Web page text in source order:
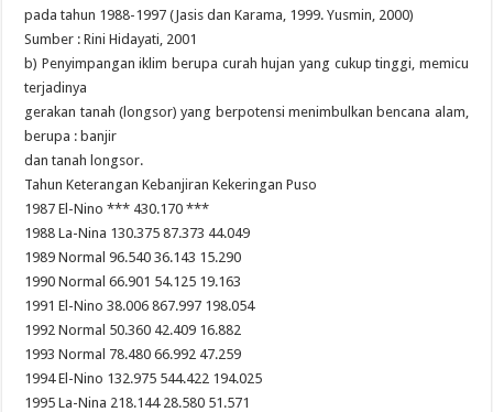
pada tahun 1988-1997 (Jasis dan Karama, 1999. Yusmin, 2000)
Sumber : Rini Hidayati, 2001
b) Penyimpangan iklim berupa curah hujan yang cukup tinggi, memicu
terjadinya
gerakan tanah (longsor) yang berpotensi menimbulkan bencana alam,
berupa : banjir
dan tanah longsor.
Tahun Keterangan Kebanjiran Kekeringan Puso
1987 El-Nino *** 430.170 ***
1988 La-Nina 130.375 87.373 44.049
1989 Normal 96.540 36.143 15.290
1990 Normal 66.901 54.125 19.163
1991 El-Nino 38.006 867.997 198.054
1992 Normal 50.360 42.409 16.882
1993 Normal 78.480 66.992 47.259
1994 El-Nino 132.975 544.422 194.025
1995 La-Nina 218.144 28.580 51.571